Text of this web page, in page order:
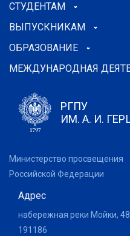
СТУДЕНТАМ
ВЫПУСКНИКАМ
ОБРАЗОВАНИЕ
МЕЖДУНАРОДНАЯ
РГПУ
ИМ. А. И.
Министерство просвещения
Российской Федерации
Адрес
набережная реки Мойки,
191186